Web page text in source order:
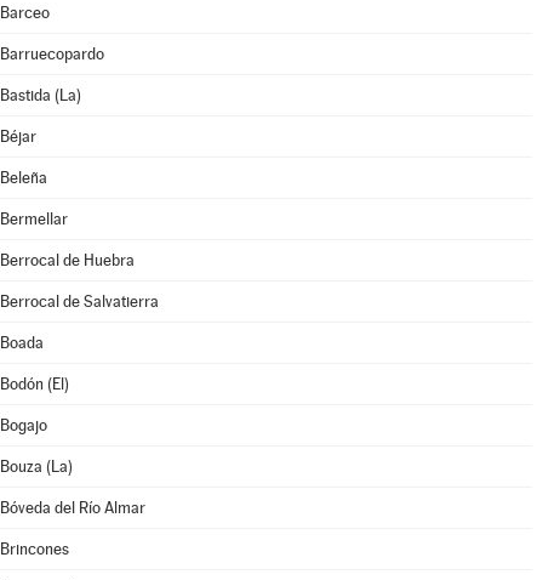
Barceo
Barruecopardo
Bastida (La)
Béjar
Beleña
Bermellar
Berrocal de Huebra
Berrocal de Salvatierra
Boada
Bodón (El)
Bogajo
Bouza (La)
Bóveda del Río Almar
Brincones